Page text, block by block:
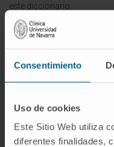
Consentimiento
Uso de cookies
Este Sitio Web utiliza
diferentes finalidades,
este diccionario.
Infografías realizadas con
© Clínica Universidad de